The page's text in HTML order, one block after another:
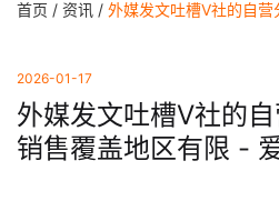
首页 / 资讯 /
2026-01-17
外媒发文吐槽V社的
销售覆盖地区有限 -